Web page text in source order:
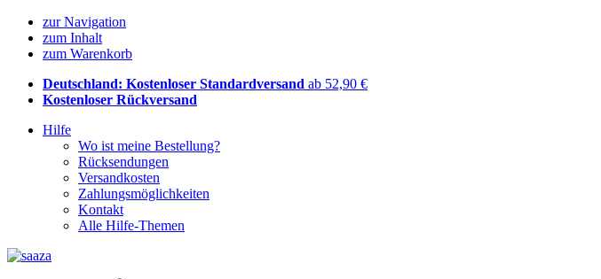
zur Navigation
zum Inhalt
zum Warenkorb
Deutschland: Kostenloser Standardversand ab 52,90 €
Kostenloser Rückversand
Hilfe
Wo ist meine Bestellung?
Rücksendungen
Versandkosten
Zahlungsmöglichkeiten
Kontakt
Alle Hilfe-Themen